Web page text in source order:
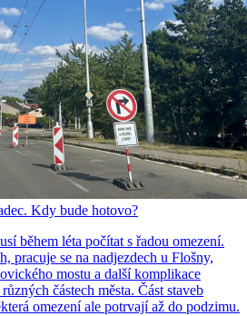
Kdy bude hotovo?
během léta počítat s řadou omezení.
pracuje se na nadjezdech u Flošny,
mostu a další komplikace
částech města. Část staveb
omezení ale potrvají až do podzimu.